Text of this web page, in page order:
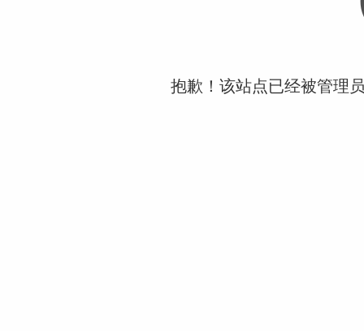
抱歉！该站点已经被管理